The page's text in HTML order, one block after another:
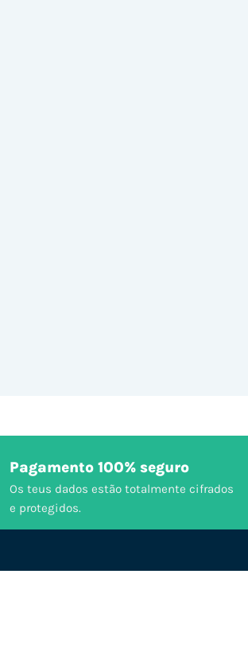
Pagamento 100% seguro
Os teus dados estão totalmente cifrados
e protegidos.